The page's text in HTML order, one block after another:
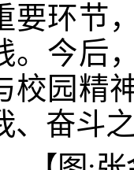
要环节
。今后
校园精
、奋斗